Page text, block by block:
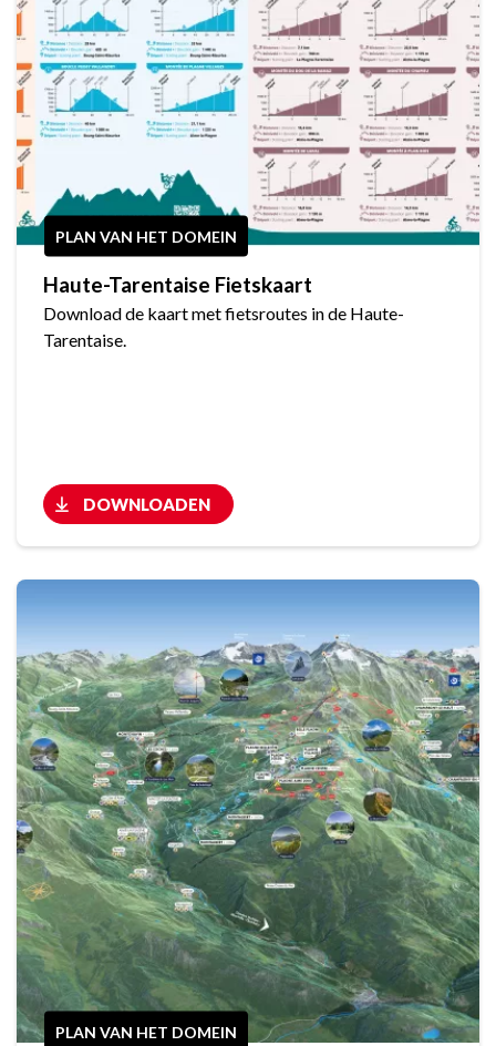
PLAN VAN HET DOMEIN
Haute-Tarentaise Fietskaart
Download de kaart met fietsroutes in de Haute-
Tarentaise.
DOWNLOADEN
PLAN VAN HET DOMEIN